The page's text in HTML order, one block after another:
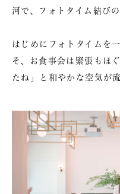
河で、フォトタイム結び
はじめにフォトタイムを
そ、お食事会は緊張もほ
たね」と和やかな空気が